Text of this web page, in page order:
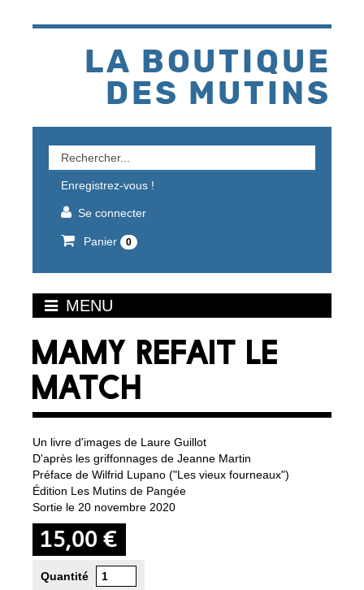
LA BOUTIQUE
DES MUTINS
Rechercher
un
produit
Enregistrez-vous !
Se connecter
Panier 0
MENU
MAMY REFAIT LE
MATCH
Un livre d'images de Laure Guillot
D'après les griffonnages de Jeanne Martin
Préface de Wilfrid Lupano ("Les vieux fourneaux")
Édition Les Mutins de Pangée
Sortie le 20 novembre 2020
15,00 €
Quantité